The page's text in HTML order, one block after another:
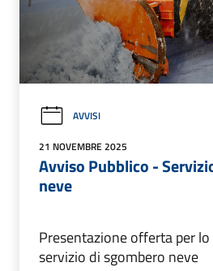
AVVISI
21 NOVEMBRE 2025
Avviso Pubblico -
neve
Presentazione offerta per
servizio di sgombero neve